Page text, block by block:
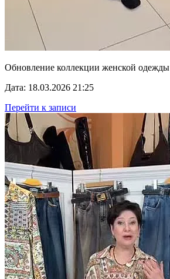
Обновление коллекции женской одежды
Дата: 18.03.2026 21:25
Перейти к записи